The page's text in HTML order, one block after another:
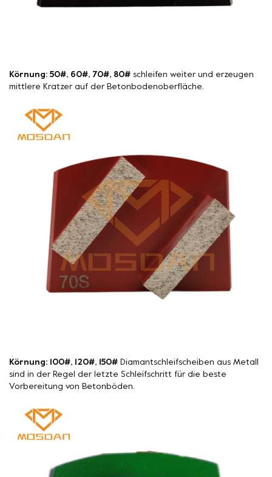
Körnung: 50#, 60#, 70#, 80# schleifen weiter und erzeugen
mittlere Kratzer auf der Betonbodenoberfläche.
Körnung: 100#, 120#, 150#
Diamantschleifscheiben aus Metall
sind in der Regel der letzte Schleifschritt für die beste
Vorbereitung von Betonböden.